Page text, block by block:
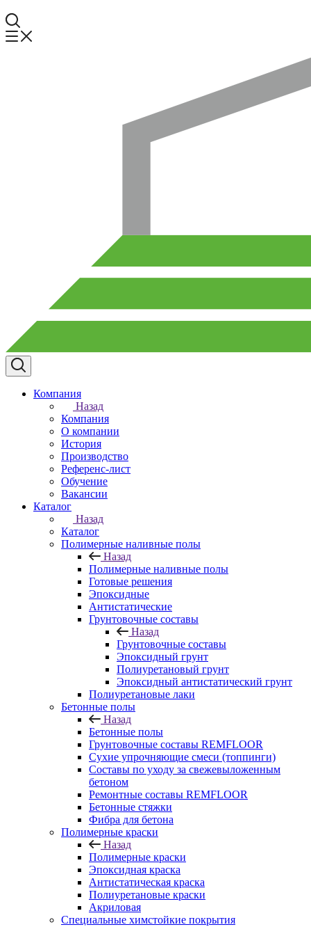
Компания
Назад
Компания
О компании
История
Производство
Референс-лист
Обучение
Вакансии
Каталог
Назад
Каталог
Полимерные наливные полы
Назад
Полимерные наливные полы
Готовые решения
Эпоксидные
Антистатические
Грунтовочные составы
Назад
Грунтовочные составы
Эпоксидный грунт
Полиуретановый грунт
Эпоксидный антистатический грунт
Полиуретановые лаки
Бетонные полы
Назад
Бетонные полы
Грунтовочные составы REMFLOOR
Сухие упрочняющие смеси (топпинги)
Составы по уходу за свежевыложенным
бетоном
Ремонтные составы REMFLOOR
Бетонные стяжки
Фибра для бетона
Полимерные краски
Назад
Полимерные краски
Эпоксидная краска
Антистатическая краска
Полиуретановые краски
Акриловая
Специальные химстойкие покрытия